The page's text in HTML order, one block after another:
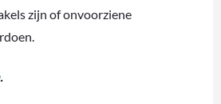
zijn of onvoorziene
.